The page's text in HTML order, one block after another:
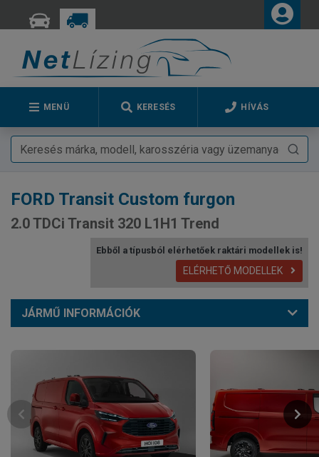
MENÜ KERESÉS HÍVÁS
FORD Transit Custom furgon
2.0 TDCi Transit 320 L1H1 Trend
Ebből a típusból elérhetőek raktári modellek is!
ELÉRHETŐ MODELLEK
JÁRMŰ INFORMÁCIÓK